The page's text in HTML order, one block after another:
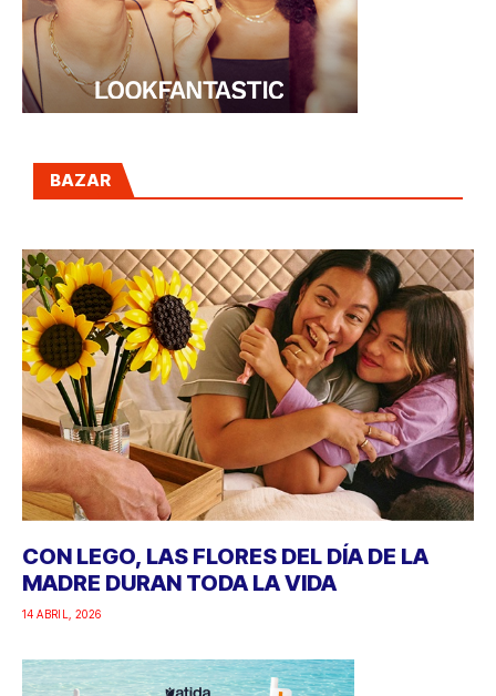
BAZAR
CON LEGO, LAS FLORES DEL DÍA DE LA
MADRE DURAN TODA LA VIDA
14 ABRIL, 2026